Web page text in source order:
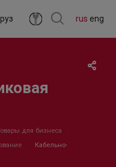
rus eng
для бизнеса
Кабельно-